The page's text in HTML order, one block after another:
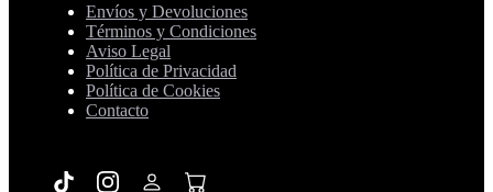
Envíos y Devoluciones
Términos y Condiciones
Aviso Legal
Política de Privacidad
Política de Cookies
Contacto